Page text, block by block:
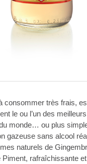
consommer très frais,
le ou l’un des
monde… ou plus
gazeuse sans alcool
naturels de
Piment, rafraîchissante